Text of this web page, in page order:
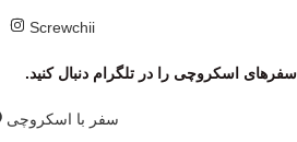
Screwchii
سفر‌های اسکروچی را در تلگرام دنبال کنید.
سفر با اسکروچی